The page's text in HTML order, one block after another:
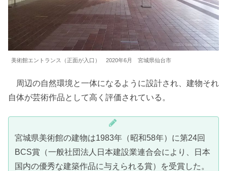
美術館エントランス（正面が入口） 2020年6月 宮城県仙台市
周辺の自然環境と一体になるように設計され、建物それ
自体が芸術作品として高く評価されている。
宮城県美術館の建物は1983年（昭和58年）に第24回
BCS賞（一般社団法人日本建設業連合会により、日本
国内の優秀な建築作品に与えられる賞）を受賞した。